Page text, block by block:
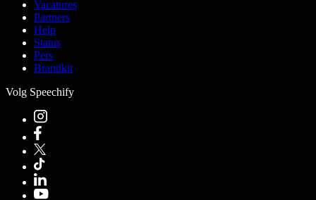
Vacatures
Partners
Help
Status
Pers
Brandkit
Volg Speechify